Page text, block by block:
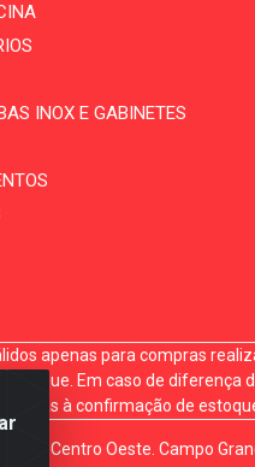
INOX E GABINETES
apenas para compras
Em caso de
à confirmação de
Jd Centro Oeste. Campo